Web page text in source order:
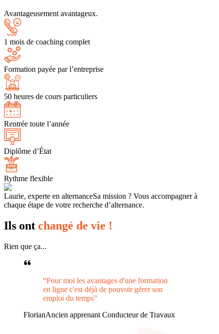
Avantageusement avantageux.
1 mois de coaching complet
Formation payée par l’entreprise
50 heures de cours particuliers
Rentrée toute l’année
Diplôme d’État
Rythme flexible
Laurie, experte en alternanceSa mission ? Vous accompagner à
chaque étape de votre recherche d’alternance.
Ils ont changé de vie !
Rien que ça...
“Pour moi les avantages d'une formation
en ligne c'est déjà de pouvoir gérer son
emploi du temps”
FlorianAncien apprenant Conducteur de Travaux